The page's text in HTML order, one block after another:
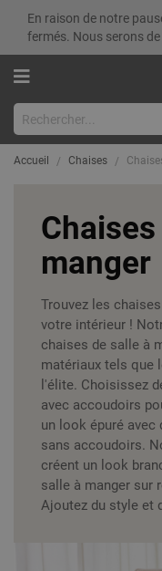
En raison de notre
fermés. Nous serons
Accueil Chaises
manger
Trouvez les
votre intérieur !
chaises de salle à
matériaux tels que
l'élite. Choisissez
avec accoudoirs
un look épuré avec
sans accoudoirs.
créent un look
salle à manger sur
Ajoutez du style et